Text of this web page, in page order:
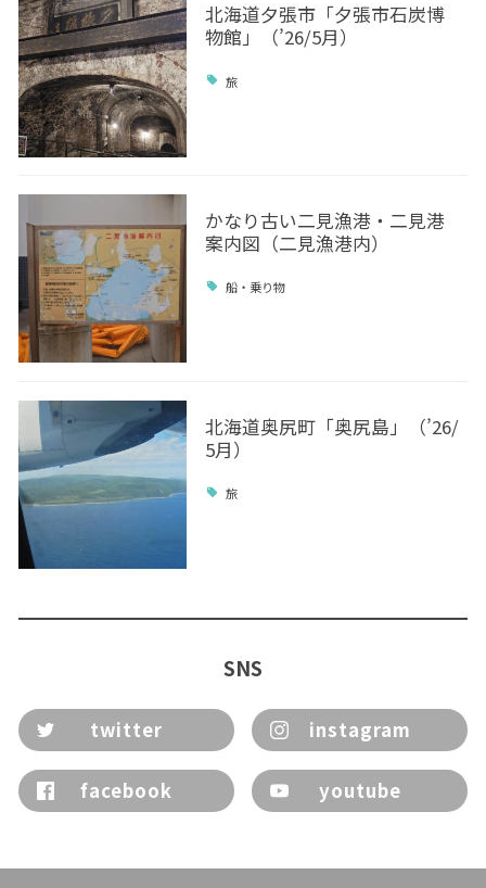
北海道夕張市「夕張市石炭博
物館」（’26/5月）
旅
かなり古い二見漁港・二見港
案内図（二見漁港内）
船・乗り物
北海道奥尻町「奥尻島」（’26/
5月）
旅
SNS
twitter instagram
facebook youtube